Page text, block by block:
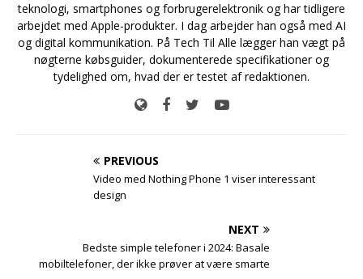
teknologi, smartphones og forbrugerelektronik og har tidligere
arbejdet med Apple-produkter. I dag arbejder han også med AI
og digital kommunikation. På Tech Til Alle lægger han vægt på
nøgterne købsguider, dokumenterede specifikationer og
tydelighed om, hvad der er testet af redaktionen.
PREVIOUS
Video med Nothing Phone 1 viser interessant
design
NEXT
Bedste simple telefoner i 2024: Basale
mobiltelefoner, der ikke prøver at være smarte